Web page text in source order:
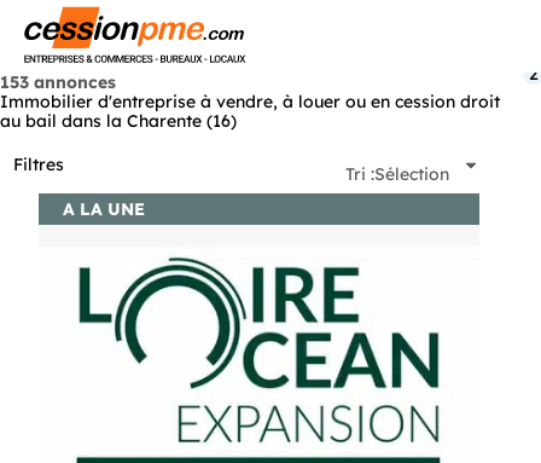
153 annonces
Immobilier d'entreprise à vendre, à louer ou en cession droit
au bail dans la Charente (16)
Filtres
2
Tri :Sélection
A LA UNE